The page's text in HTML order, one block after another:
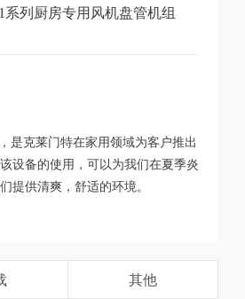
系列厨房专用风机盘管机组
是克莱门特在家用领域为客户推出
设备的使用，可以为我们在夏季炎
提供清爽，舒适的环境。
其他